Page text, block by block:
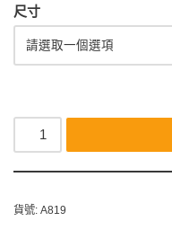
尺寸
貨號: A819